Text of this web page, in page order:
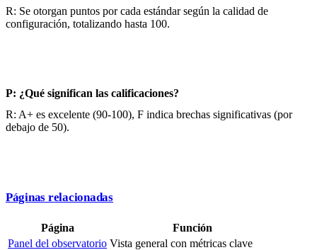
R: Se otorgan puntos por cada estándar según la calidad de
configuración, totalizando hasta 100.
P: ¿Qué significan las calificaciones?
R: A+ es excelente (90-100), F indica brechas significativas (por
debajo de 50).
Páginas relacionadas
Página
Función
Panel del observatorio Vista general con métricas clave